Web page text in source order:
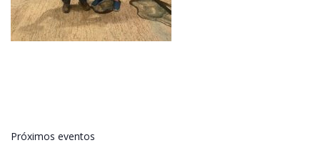
Próximos eventos